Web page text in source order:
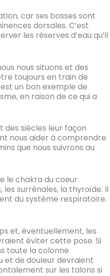
car ses bosses sont
dorsales. C’est
les réserves d’eau qu’il
nous situons et des
toujours en train de
un bon exemple de
en raison de ce qui a
des siècles leur façon
nous aider à comprendre
que nous suivrons au
le chakra du coeur.
surrénales, la thyroïde. Il
du système respiratoire.
et, éventuellement, les
éviter cette pose. Si
toute la colonne
et de douleur devraient
sur les talons si